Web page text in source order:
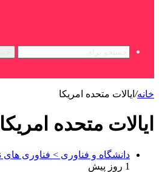
خانه/ ایالات متحده امریکا
ایالات متحده امریکا
دانشگاه و فناوری > فناوری های
1 روز پیش